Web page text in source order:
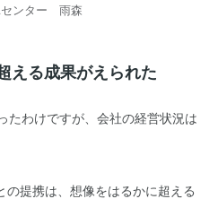
センター 雨森
える成果がえられた
たわけですが、会社の経営状況は
提携は、想像をはるかに超える